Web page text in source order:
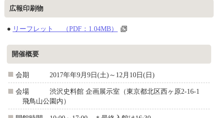
広報印刷物
● リーフレット （PDF：1.04MB）
開催概要
会期 2017年年9月9日(土)～12月10日(日)
会場 渋沢史料館 企画展示室（東京都北区西ヶ原2-16-1
飛鳥山公園内）